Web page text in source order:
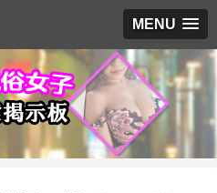
MENU